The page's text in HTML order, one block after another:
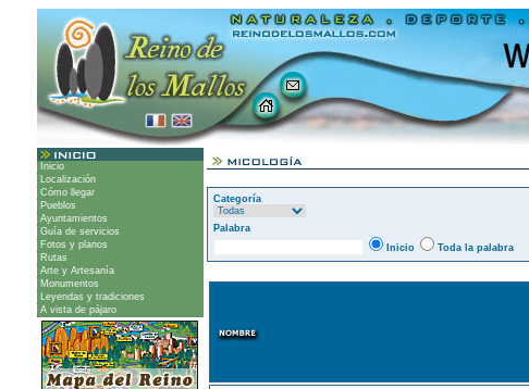
Inicio
Localización
Cómo llegar
Pueblos
Ayuntamientos
Guía de servicios
Fotos y planos
Rutas
Arte y Artesanía
Monumentos
Leyendas y tradiciones
A vista de pájaro
Categoría
Palabra
Inicio
Toda la palabra